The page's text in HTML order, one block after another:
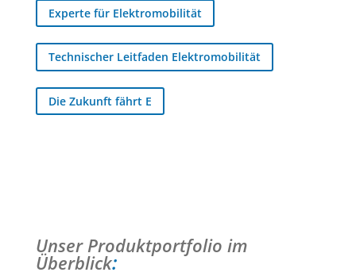
Experte für Elektromobilität
Technischer Leitfaden Elektromobilität
Die Zukunft fährt E
Unser Produktportfolio im
Überblick: